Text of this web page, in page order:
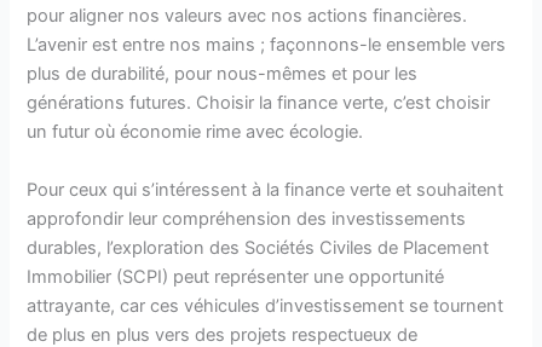
pour aligner nos valeurs avec nos actions financières.
L’avenir est entre nos mains ; façonnons-le ensemble vers
plus de durabilité, pour nous-mêmes et pour les
générations futures. Choisir la finance verte, c’est choisir
un futur où économie rime avec écologie.
Pour ceux qui s’intéressent à la finance verte et souhaitent
approfondir leur compréhension des investissements
durables, l’exploration des Sociétés Civiles de Placement
Immobilier (SCPI) peut représenter une opportunité
attrayante, car ces véhicules d’investissement se tournent
de plus en plus vers des projets respectueux de